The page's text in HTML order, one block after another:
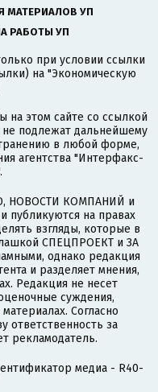
МАТЕРИАЛОВ УП
РАБОТЫ УП
при условии ссылки
на "Экономическую
этом сайте со ссылкой
не подлежат дальнейшему
в любой форме,
агентства "Интерфакс-
НОВОСТИ КОМПАНИЙ и
на правах
взгляды, которые в
СПЕЦПРОЕКТ и ЗА
однако редакция
и разделяет мнения,
Редакция не несет
суждения,
Согласно
ответственность за
рекламодатель.
медиа - R40-